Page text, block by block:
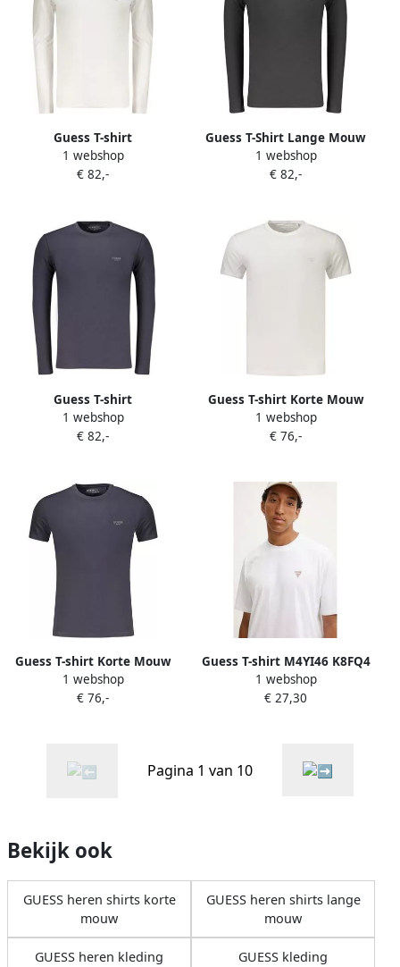
Guess T-shirt
m6yi28k3733big0112xl
1 webshop
€ 82,-
Guess T-Shirt Lange Mouw
m6yi28k3733nejblk2xl
1 webshop
€ 82,-
Guess T-shirt
m6yi28k3733blg7v22xl
1 webshop
€ 82,-
Guess T-shirt Korte Mouw
m6yi24k3728big0112xl
1 webshop
€ 76,-
Guess T-shirt Korte Mouw
m6yi24k3728blg7v22xl
1 webshop
€ 76,-
Guess T-shirt M4YI46 K8FQ4
TRIANGLE TEE-G011 WHITE
1 webshop
€ 27,30
Pagina 1 van 10
Bekijk ook
GUESS heren shirts korte
mouw
GUESS heren shirts lange
mouw
GUESS heren kleding GUESS kleding